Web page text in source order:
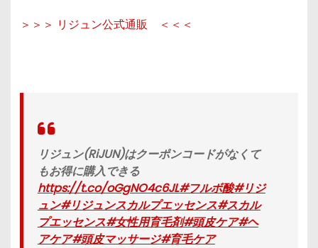
＞＞＞ リジュン公式通販 ＜＜＜
リジュン(RiJUN)はクーポンコードがなくて
もお得に購入できる
https://t.co/oGgNO4c6JL#フルボ酸#リジ
ュン#リジュンスカルプエッセンス#スカル
プエッセンス#女性用育毛剤#頭皮ケア#ヘ
アケア#頭皮マッサージ#育毛ケア